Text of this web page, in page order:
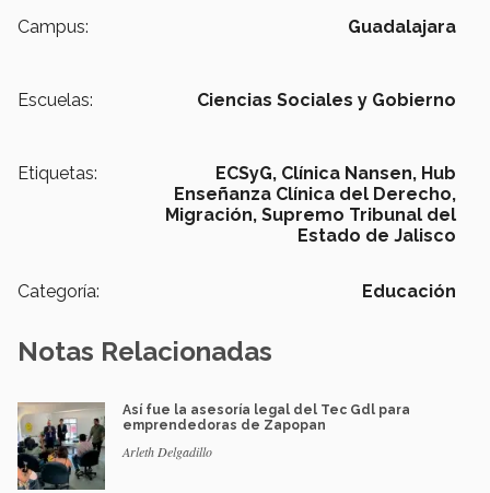
Campus: Guadalajara
Escuelas: Ciencias Sociales y Gobierno
Etiquetas: ECSyG, Clínica Nansen, Hub
Enseñanza Clínica del Derecho,
Migración, Supremo Tribunal del
Estado de Jalisco
Categoría: Educación
Notas Relacionadas
Así fue la asesoría legal del Tec Gdl para
emprendedoras de Zapopan
Arleth Delgadillo